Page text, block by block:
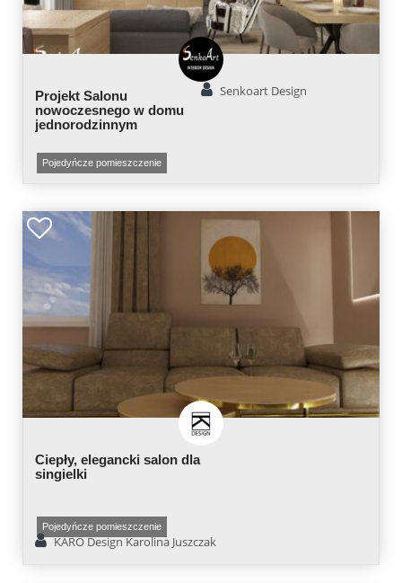
Projekt Salonu
nowoczesnego w domu
jednorodzinnym
Pojedyńcze pomieszczenie
Senkoart Design
Ciepły, elegancki salon dla
singielki
Pojedyńcze pomieszczenie
KARO Design Karolina Juszczak